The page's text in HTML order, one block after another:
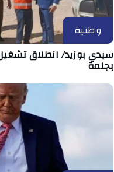
وطنية
سيدي بوزيد/ انطلاق
بجلمة